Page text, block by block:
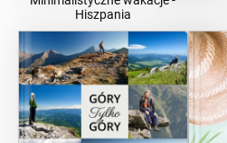
Hiszpania